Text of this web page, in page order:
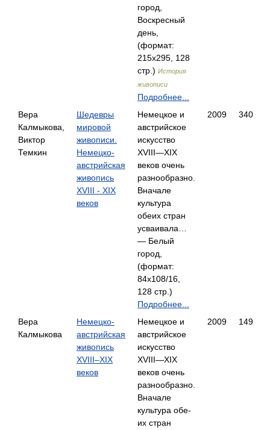
город,
Воскресный
день,
(формат:
215x295, 128
стр.) История
живописи
Подробнее...
Вера
Калмыкова,
Виктор
Темкин
Шедевры
мировой
живописи.
Немецко-
австрийская
живопись
XVIII - XIX
веков
Немецкое и
австрийское
искусство
XVIII—XIX
веков очень
разнообразно.
Вначале
культура
обеих стран
усваивала…
— Белый
город,
(формат:
84x108/16,
128 стр.)
Подробнее...
2009 340
Вера
Калмыкова
Немецко-
австрийская
живопись
XVIII–XIX
веков
Немецкое и
австрийское
искусство
XVIII—XIX
веков очень
разнообразно.
Вначале
культура обе­
их стран
2009 149